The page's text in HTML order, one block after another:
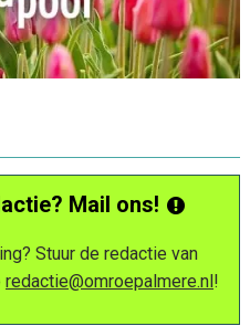
Mail ons!
Stuur de redactie van
redactie@omroepalmere.nl!